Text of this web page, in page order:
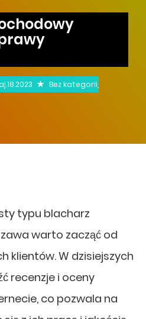
Bez kategorii
typu blacharz
warto zacząć od
klientów. W dzisiejszych
recenzje i oceny
co pozwala na